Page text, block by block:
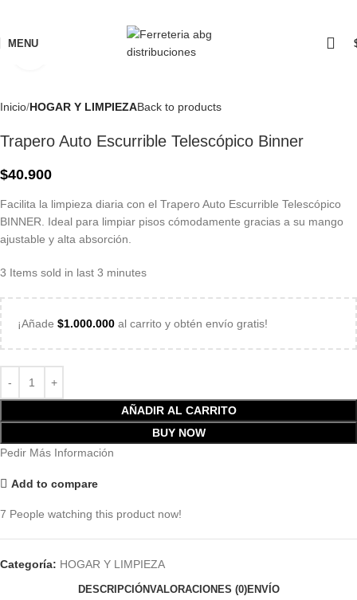
MENU
Inicio HOGAR Y LIMPIEZABack to products
Trapero Auto Escurrible Telescópico Binner
$40.900
Facilita la limpieza diaria con el Trapero Auto Escurrible Telescópico
BINNER. Ideal para limpiar pisos cómodamente gracias a su mango
ajustable y alta absorción.
3 Items sold in last 3 minutes
¡Añade $1.000.000 al carrito y obtén envío gratis!
AÑADIR AL CARRITO
BUY NOW
Pedir Más Información
Add to compare
7 People watching this product now!
Categoría: HOGAR Y LIMPIEZA
DESCRIPCIÓNVALORACIONES (0)ENVÍO